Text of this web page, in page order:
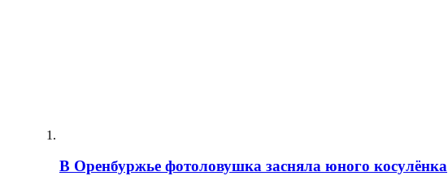
В Оренбуржье фотоловушка засняла юного косулёнка